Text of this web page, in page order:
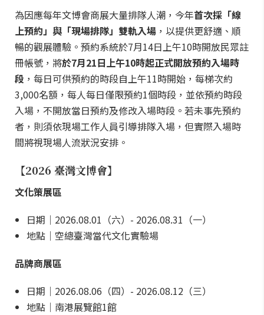
為因應每年文博會商展大量排隊人潮，今年首次採「線
上預約」與「現場排隊」雙軌入場 ，以提供更舒適、順
暢的觀展體驗。預約系統於7月14日上午10時開放民眾註
冊帳號，將於7月21日上午10時起正式開放預約入場時
段 ，每日可供預約的時段自上午11時開始，每梯次約
3,000名額，每人每日僅限預約1個時段，並依預約時段
入場，不開放當日預約及修改入場時段。若未事先預約
者，則須依現場工作人員引導排隊入場，但實際入場時
間將視現場人流狀況安排。
【2026 臺灣文博會】
文化策展區
日期｜2026.08.01（六）- 2026.08.31（一）
地點｜空總臺灣當代文化實驗場
品牌商展區
日期｜2026.08.06（四）- 2026.08.12（三）
地點｜南港展覽館1館